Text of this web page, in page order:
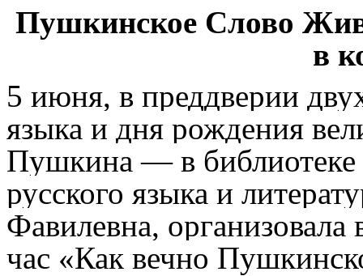
Пушкинское Слово
в
5 июня, в преддверии
языка и дня рождения
Пушкина — в библиотеке
русского языка и
Фавилевна,
час «Как вечно